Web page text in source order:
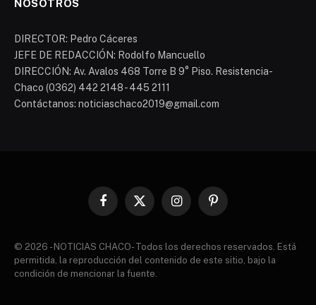
NOSOTROS
DIRECTOR: Pedro Cáceres
JEFE DE REDACCIÓN: Rodolfo Mancuello
DIRECCIÓN: Av. Avalos 468 Torre B 9° Piso. Resistencia-
Chaco (0362) 442 2148 - 445 2111
Contáctanos: noticiaschaco2019@gmail.com
Facebook
X
InstagramPinterest
© 2026 - NOTICIAS CHACO- Todos los derechos reservados. Está
permitida, la reproducción del contenido de este sitio, bajo la
condición de mencionar la fuente.